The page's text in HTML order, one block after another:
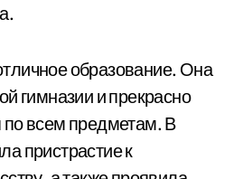
образование. Она
гимназии и прекрасно
по всем предметам. В
пристрастие к